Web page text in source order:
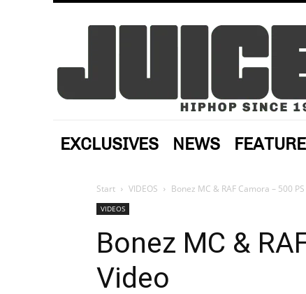
EXCLUSIVES NEWS
Start VIDEOS Bonez MC & RAF Camora – 500
VIDEOS
Bonez MC &
Video